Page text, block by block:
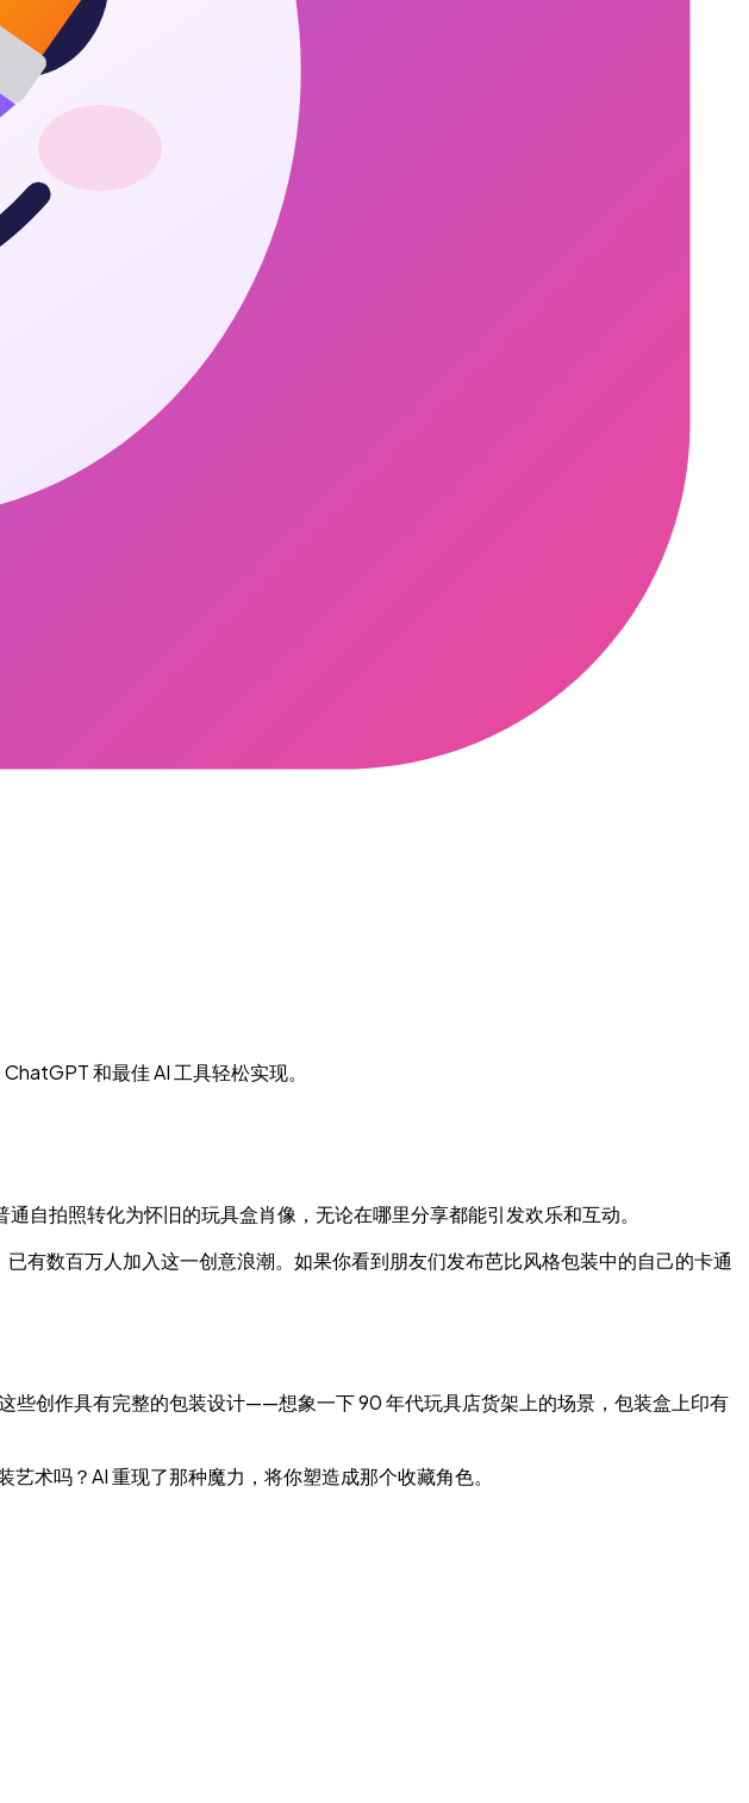
和最佳 AI 工具轻松实现。
自拍照转化为怀旧的玩具盒肖像，无论在哪里分享都能引发欢乐和互动。
有数百万人加入这一创意浪潮。如果你看到朋友们发布芭比风格包装中的自己的卡通
些创作具有完整的包装设计——想象一下 90 年代玩具店货架上的场景，包装盒上印有
术吗？AI 重现了那种魔力，将你塑造成那个收藏角色。